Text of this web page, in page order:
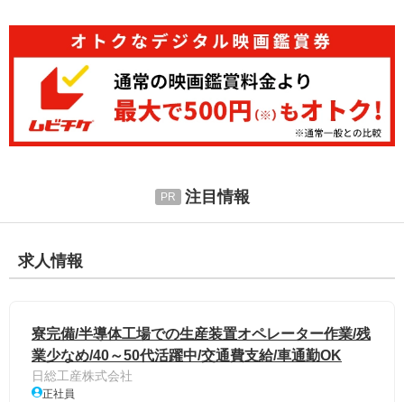
注目情報
求人情報
寮完備/半導体工場での生産装置オペレーター作業/残
業少なめ/40～50代活躍中/交通費支給/車通勤OK
日総工産株式会社
正社員